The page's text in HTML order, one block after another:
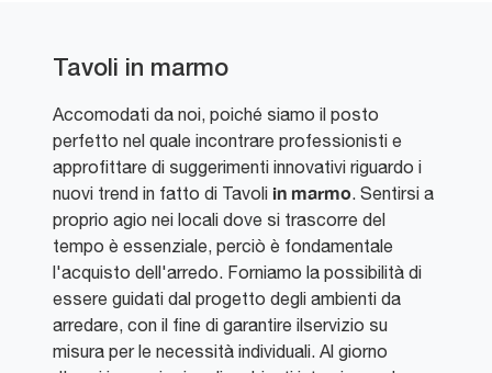
Tavoli in marmo
Accomodati da noi, poiché siamo il posto
perfetto nel quale incontrare professionisti e
approfittare di suggerimenti innovativi riguardo i
nuovi trend in fatto di Tavoli in marmo. Sentirsi a
proprio agio nei locali dove si trascorre del
tempo è essenziale, perciò è fondamentale
l'acquisto dell'arredo. Forniamo la possibilità di
essere guidati dal progetto degli ambienti da
arredare, con il fine di garantire ilservizio su
misura per le necessità individuali. Al giorno